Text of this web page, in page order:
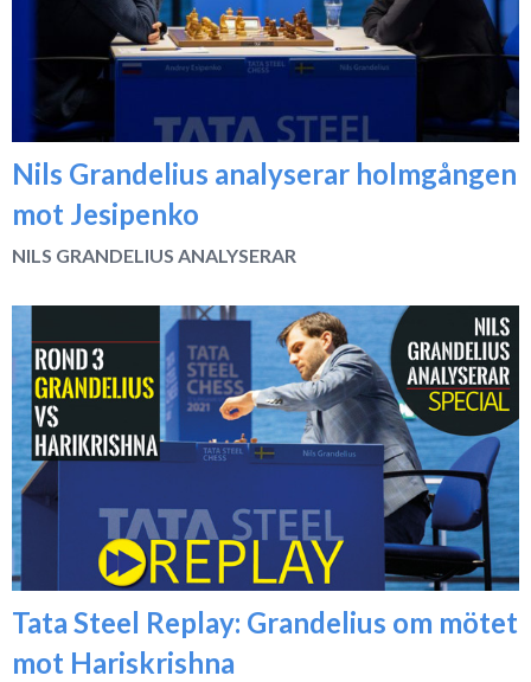
Nils Grandelius analyserar holmgången
mot Jesipenko
NILS GRANDELIUS ANALYSERAR
Tata Steel Replay: Grandelius om mötet
mot Hariskrishna